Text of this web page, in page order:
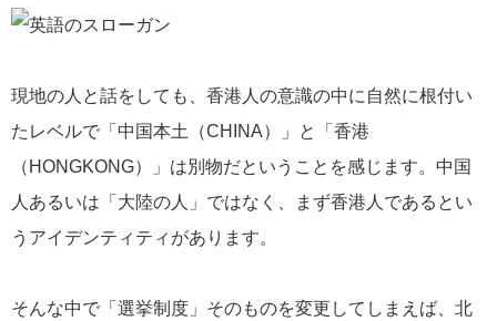
現地の人と話をしても、香港人の意識の中に自然に根付い
たレベルで「中国本土（CHINA）」と「香港
（HONGKONG）」は別物だということを感じます。中国
人あるいは「大陸の人」ではなく、まず香港人であるとい
うアイデンティティがあります。
そんな中で「選挙制度」そのものを変更してしまえば、北